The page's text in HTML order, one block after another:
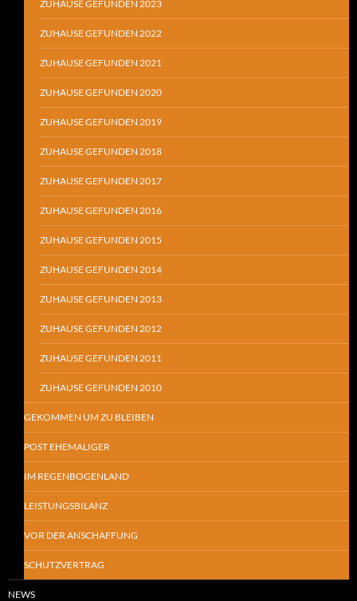
ZUHAUSE GEFUNDEN 2023
ZUHAUSE GEFUNDEN 2022
ZUHAUSE GEFUNDEN 2021
ZUHAUSE GEFUNDEN 2020
ZUHAUSE GEFUNDEN 2019
ZUHAUSE GEFUNDEN 2018
ZUHAUSE GEFUNDEN 2017
ZUHAUSE GEFUNDEN 2016
ZUHAUSE GEFUNDEN 2015
ZUHAUSE GEFUNDEN 2014
ZUHAUSE GEFUNDEN 2013
ZUHAUSE GEFUNDEN 2012
ZUHAUSE GEFUNDEN 2011
ZUHAUSE GEFUNDEN 2010
GEKOMMEN UM ZU BLEIBEN
POST EHEMALIGER
IM REGENBOGENLAND
LEISTUNGSBILANZ
VOR DER ANSCHAFFUNG
SCHUTZVERTRAG
NEWS